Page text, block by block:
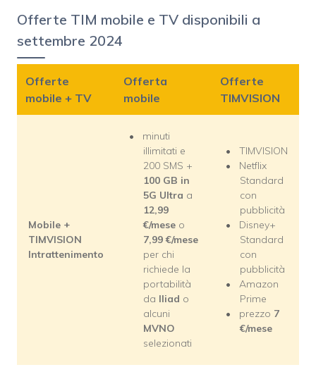
Offerte TIM mobile e TV disponibili a
settembre 2024
Offerte
mobile + TV
Offerta
mobile
Offerte
TIMVISION
Mobile +
TIMVISION
Intrattenimento
minuti
illimitati e
200 SMS +
100 GB in
5G Ultra a
12,99
€/mese o
7,99€/mese
per chi
richiede la
portabilità
da Iliad o
alcuni
MVNO
selezionati
TIMVISION
Netflix
Standard
con
pubblicità
Disney+
Standard
con
pubblicità
Amazon
Prime
prezzo 7
€/mese